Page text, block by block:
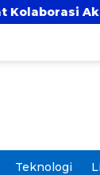
Teknologi